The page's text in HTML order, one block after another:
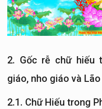
2. Gốc rễ chữ hiếu
giáo, nho giáo và
2.1. Chữ Hiếu trong